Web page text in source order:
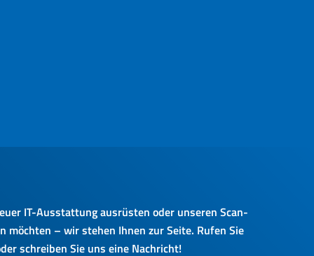
IT-Ausstattung ausrüsten oder unseren Scan-
möchten – wir stehen Ihnen zur Seite. Rufen Sie
schreiben Sie uns eine Nachricht!